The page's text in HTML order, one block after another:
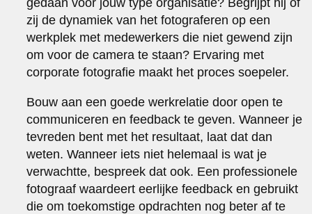
zij de dynamiek van het fotograferen op een
werkplek met medewerkers die niet gewend zijn
om voor de camera te staan? Ervaring met
corporate fotografie maakt het proces soepeler.
Bouw aan een goede werkrelatie door open te
communiceren en feedback te geven. Wanneer je
tevreden bent met het resultaat, laat dat dan
weten. Wanneer iets niet helemaal is wat je
verwachtte, bespreek dat ook. Een professionele
fotograaf waardeert eerlijke feedback en gebruikt
die om toekomstige opdrachten nog beter af te